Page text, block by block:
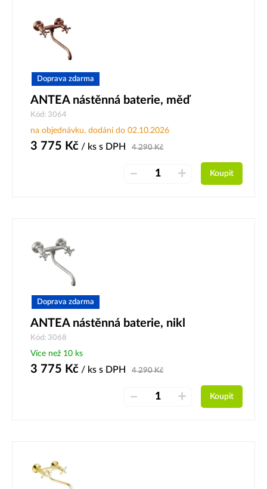
Doprava zdarma
ANTEA nástěnná baterie, měď
Kód: 3064
na objednávku, dodání do 02.10.2026
3 775 Kč / ks s DPH 4 290Kč
– + Koupit
Doprava zdarma
ANTEA nástěnná baterie, nikl
Kód: 3068
Více než 10 ks
3 775 Kč / ks s DPH 4 290Kč
– + Koupit